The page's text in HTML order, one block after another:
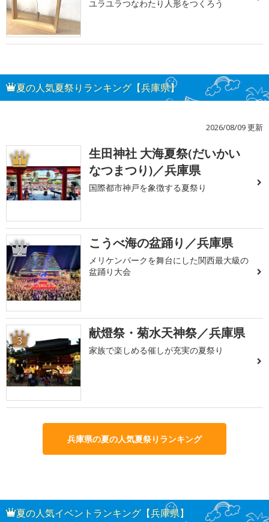
ユラユラつなわたり人形をつくろう
夏の人気夏祭りランキング【兵庫県】
2026/08/09 更新
1
生田神社 大海夏祭(だいかい
なつまつり)／兵庫県
国際都市神戸を象徴する夏祭り
2 こうべ海の盆踊り／兵庫県
メリケンパークを舞台にした関西最大級の
盆踊り大会
3 献燈祭・菊水天神祭／兵庫県
家族で楽しめる催しが充実の夏祭り
兵庫県の夏の人気夏祭りランキング
夏の人気イベントランキング【兵庫県】